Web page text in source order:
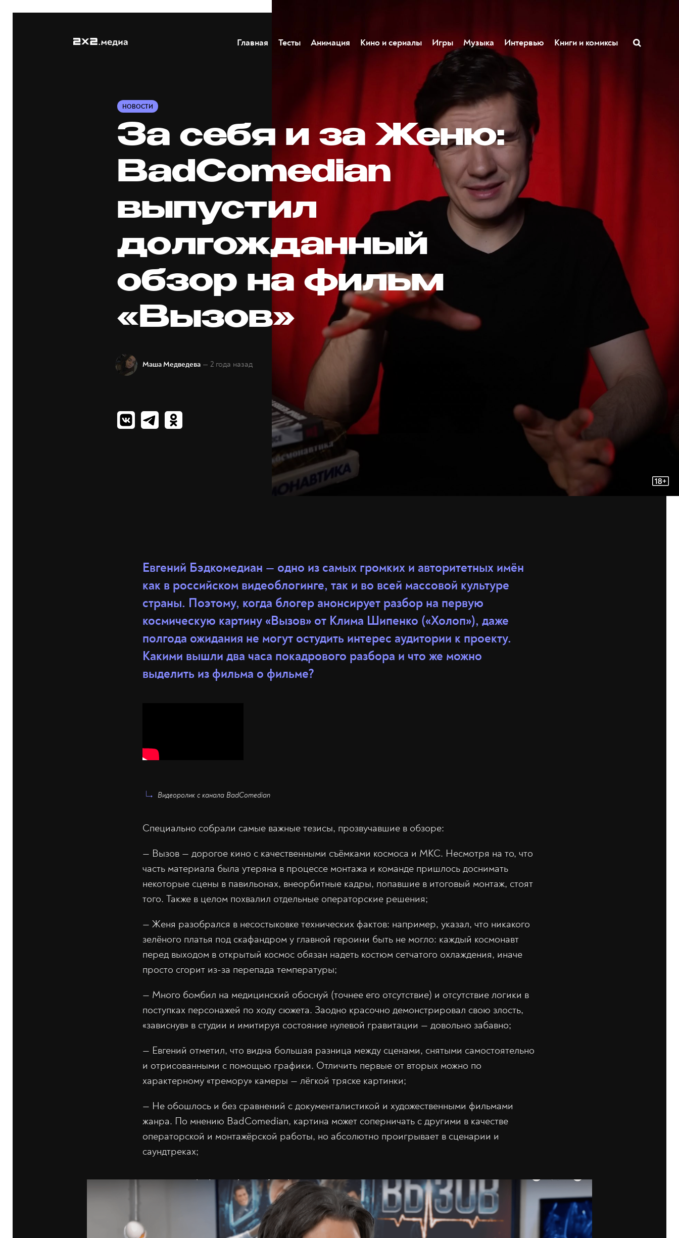
Главная Тесты Анимация Кино и сериалы Игры Музыка Интервью Книги и комиксы
НОВОСТИ
За себя и за Женю:
BadComedian
выпустил
долгожданный
обзор на фильм
«Вызов»
Маша Медведева — 2 года назад
Евгений Бэдкомедиан — одно из самых громких и авторитетных имён
как в российском видеоблогинге, так и во всей массовой культуре
страны. Поэтому, когда блогер анонсирует разбор на первую
космическую картину «Вызов» от Клима Шипенко («Холоп»), даже
полгода ожидания не могут остудить интерес аудитории к проекту.
Какими вышли два часа покадрового разбора и что же можно
выделить из фильма о фильме?
Видеоролик с канала BadComedian
Специально собрали самые важные тезисы, прозвучавшие в обзоре:
— Вызов — дорогое кино с качественными съёмками космоса и МКС. Несмотря на то, что
часть материала была утеряна в процессе монтажа и команде пришлось доснимать
некоторые сцены в павильонах, внеорбитные кадры, попавшие в итоговый монтаж, стоят
того. Также в целом похвалил отдельные операторские решения;
— Женя разобрался в несостыковке технических фактов: например, указал, что никакого
зелёного платья под скафандром у главной героини быть не могло: каждый космонавт
перед выходом в открытый космос обязан надеть костюм сетчатого охлаждения, иначе
просто сгорит из-за перепада температуры;
— Много бомбил на медицинский обоснуй (точнее его отсутствие) и отсутствие логики в
поступках персонажей по ходу сюжета. Заодно красочно демонстрировал свою злость,
«зависнув» в студии и имитируя состояние нулевой гравитации — довольно забавно;
— Евгений отметил, что видна большая разница между сценами, снятыми самостоятельно
и отрисованными с помощью графики. Отличить первые от вторых можно по
характерному «тремору» камеры — лёгкой тряске картинки;
— Не обошлось и без сравнений с документалистикой и художественными фильмами
жанра. По мнению BadComedian, картина может соперничать с другими в качестве
операторской и монтажёрской работы, но абсолютно проигрывает в сценарии и
саундтреках;